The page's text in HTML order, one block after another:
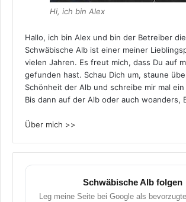
Hi, ich bin Alex
Hallo, ich bin Alex und bin der Betreiber
Schwäbische Alb ist einer meiner
vielen Jahren. Es freut mich, dass Du auf
gefunden hast. Schau Dich um, staune
Schönheit der Alb und schreibe mir mal ein
Bis dann auf der Alb oder auch woanders,
Über mich >>
Schwäbische Alb folgen
Leg meine Seite bei Google als